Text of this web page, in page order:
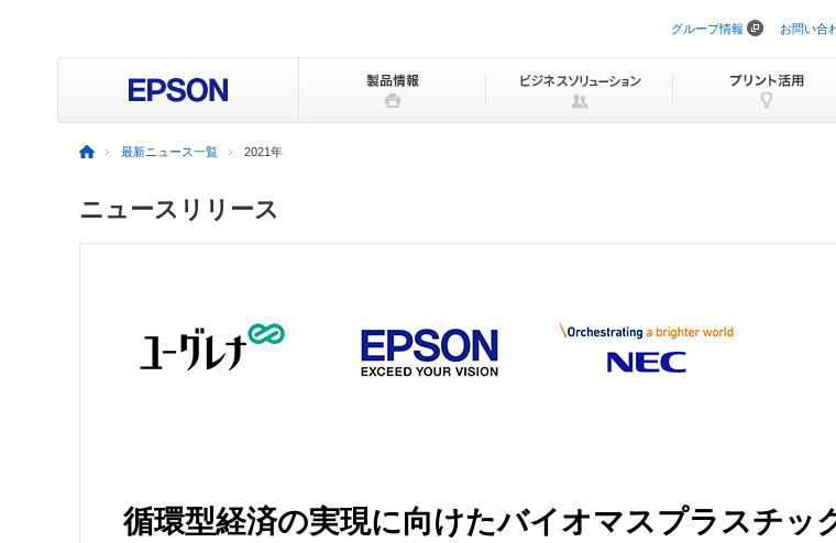
ビ
ョ
グループ情報 お問い合
最新ニュース一覧 2021年
ニュースリリース
循環型経済の実現に向けたバイオマスプラスチ